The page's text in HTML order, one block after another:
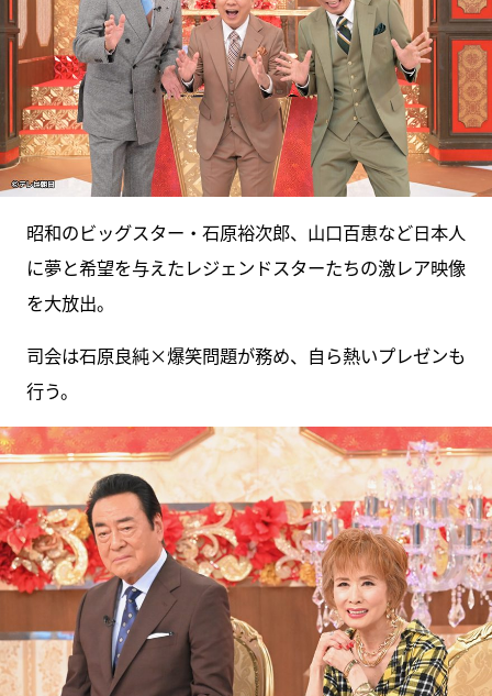
昭和のビッグスター・石原裕次郎、山口百恵など日本人
に夢と希望を与えたレジェンドスターたちの激レア映像
を大放出。
司会は石原良純×爆笑問題が務め、自ら熱いプレゼンも
行う。